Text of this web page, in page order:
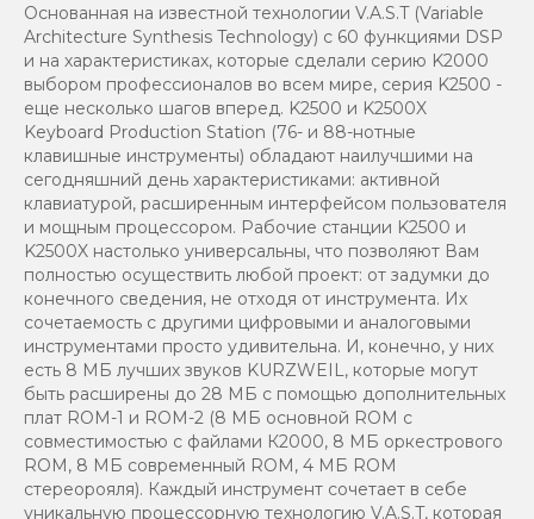
Oснованная на известной технологии V.A.S.T (Variable
Architecture Synthesis Technology) с 60 функциями DSP
и на характеристиках, которые сделали серию K2000
выбором профессионалов во всем мире, серия K2500 -
еще несколько шагов вперед. K2500 и K2500X
Keyboard Production Station (76- и 88-нотные
клавишные инструменты) обладают наилучшими на
сегодняшний день характеристиками: активной
клавиатурой, расширенным интерфейсом пользователя
и мощным процессором. Рабочие станции K2500 и
K2500X настолько универсальны, что позволяют Вам
полностью осуществить любой проект: от задумки до
конечного сведения, не отходя от инструмента. Их
сочетаемость с другими цифровыми и аналоговыми
инструментами просто удивительна. И, конечно, у них
есть 8 МБ лучших звуков KURZWEIL, которые могут
быть расширены до 28 МБ с помощью дополнительных
плат ROM-1 и ROM-2 (8 MБ основной ROM с
совместимостью с файлами К2000, 8 МБ оркестрового
ROM, 8 МБ современный ROM, 4 МБ ROM
стереорояля). Каждый инструмент сочетает в себе
уникальную процессорную технологию V.A.S.T, которая